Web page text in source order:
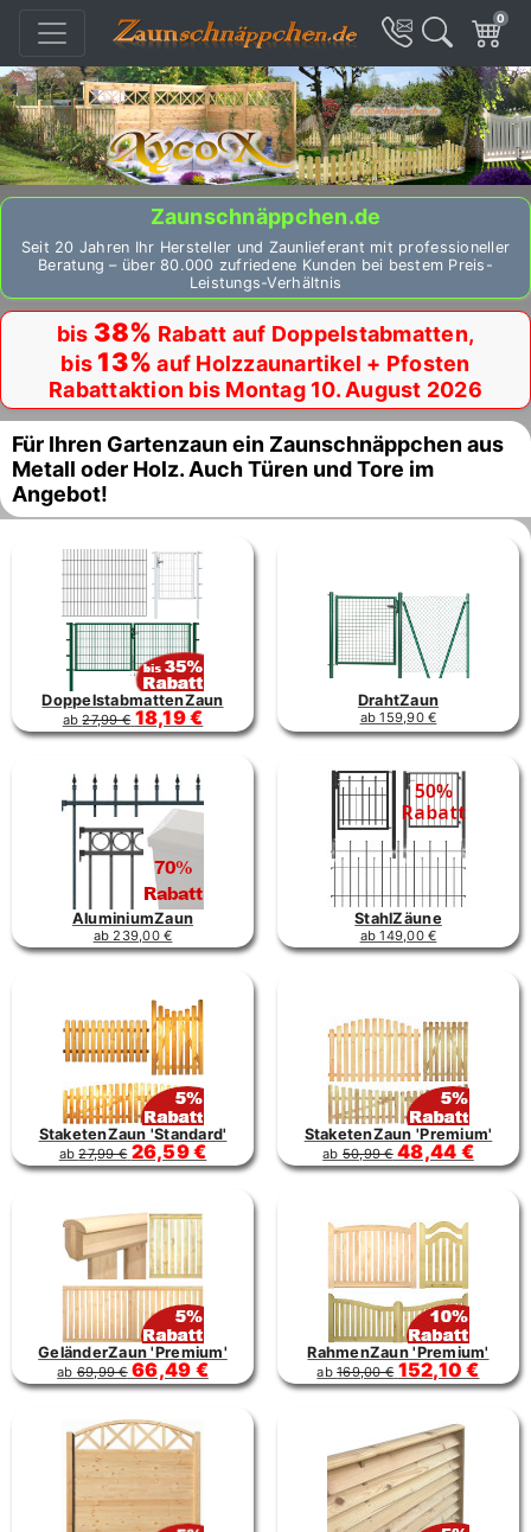
0
Zaunschnäppchen.de
Seit 20 Jahren Ihr Hersteller und Zaunlieferant mit professioneller
Beratung – über 80.000 zufriedene Kunden bei bestem Preis-
Leistungs-Verhältnis
bis 38% Rabatt auf Doppelstabmatten,
bis 13% auf Holzzaunartikel + Pfosten
Rabattaktion bis Montag 10. August 2026
Für Ihren Gartenzaun ein Zaunschnäppchen aus
Metall oder Holz. Auch Türen und Tore im
Angebot!
DoppelstabmattenZaun
ab27,99 € 18,19 €
DrahtZaun
ab 159,90 €
AluminiumZaun
ab 239,00 €
StahlZäune
ab 149,00 €
StaketenZaun 'Standard'
ab27,99 € 26,59 €
StaketenZaun 'Premium'
ab 50,99 € 48,44 €
GeländerZaun 'Premium'
ab 69,99 € 66,49 €
RahmenZaun 'Premium'
ab169,00 € 152,10 €